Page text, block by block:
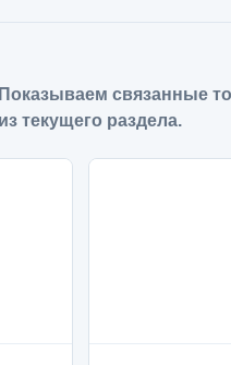
Показываем связанные
из текущего раздела.